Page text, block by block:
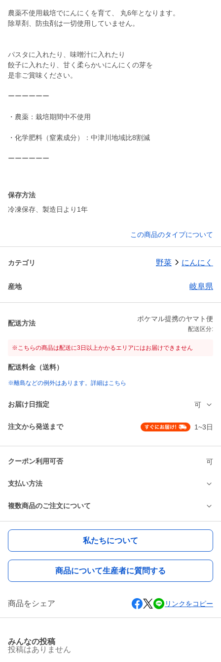
農薬不使用栽培でにんにくを育て、 丸6年となります。
除草剤、防虫剤は一切使用していません。
パスタに入れたり、味噌汁に入れたり
餃子に入れたり、甘く柔らかいにんにくの芽を
是非ご賞味ください。
ーーーーーー
・農薬：栽培期間中不使用
・化学肥料（窒素成分）：中津川地域比8割減
ーーーーーー
保存方法
冷凍保存、製造日より1年
この商品のタイプについて
カテゴリ 野菜 にんにく
産地 岐阜県
配送方法
ポケマル提携のヤマト便
配送区分:
※こちらの商品は配送に3日以上かかるエリアにはお届けできません
配送料金（送料）
※離島などの例外はあります。詳細はこちら
お届け日指定 可
注文から発送まで 1~3日
クーポン利用可否 可
支払い方法
複数商品のご注文について
私たちについて
商品について生産者に質問する
商品をシェア リンクをコピー
みんなの投稿
投稿はありません